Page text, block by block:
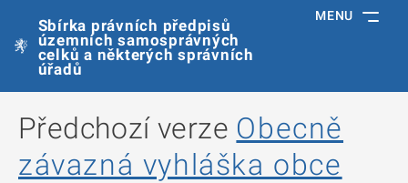
Sbírka právních předpisů
územních samosprávných
celků a některých správních
úřadů
MENU
Předchozí verze Obecně
závazná vyhláška obce